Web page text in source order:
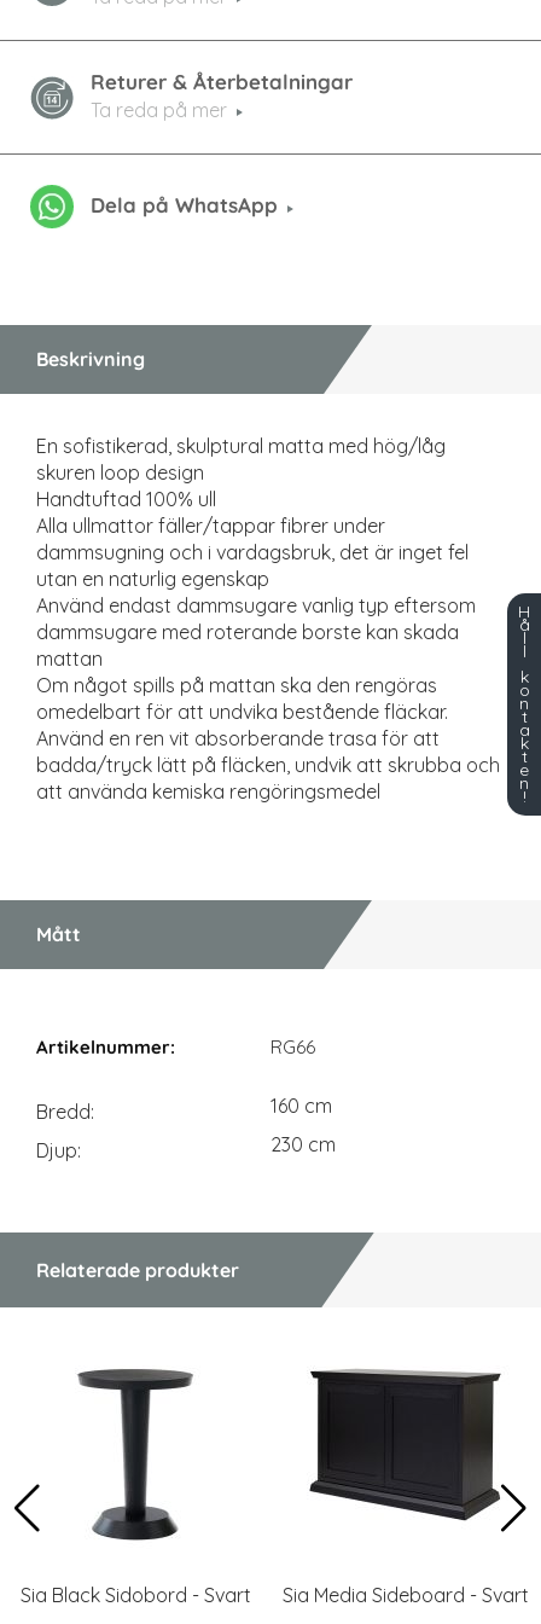
Returer & Återbetalningar
Ta reda på mer
Dela på WhatsApp
Beskrivning
En sofistikerad, skulptural matta med hög/låg
skuren loop design
Handtuftad 100% ull
Alla ullmattor fäller/tappar fibrer under
dammsugning och i vardagsbruk, det är inget fel
utan en naturlig egenskap
Använd endast dammsugare vanlig typ eftersom
dammsugare med roterande borste kan skada
mattan
Om något spills på mattan ska den rengöras
omedelbart för att undvika bestående fläckar.
Använd en ren vit absorberande trasa för att
badda/tryck lätt på fläcken, undvik att skrubba och
att använda kemiska rengöringsmedel
Mått
RG66
Bredd
160 cm
Djup
230 cm
Relaterade produkter
Sia Black Sidobord - Svart Sia Media Sideboard - Svart
H
å
l
l
k
o
n
t
a
k
t
e
n
!